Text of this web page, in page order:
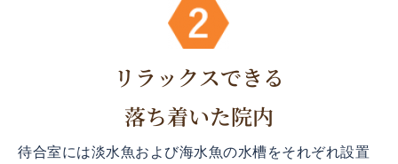
リラックスできる
落ち着いた院内
待合室には淡水魚および海水魚の水槽をそれぞれ設置